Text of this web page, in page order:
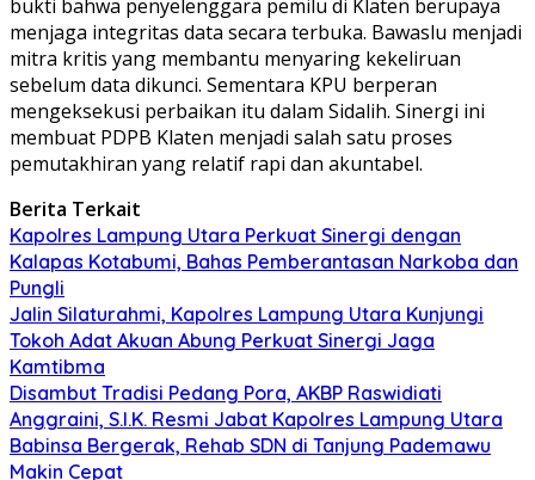
bukti bahwa penyelenggara pemilu di Klaten berupaya
menjaga integritas data secara terbuka. Bawaslu menjadi
mitra kritis yang membantu menyaring kekeliruan
sebelum data dikunci. Sementara KPU berperan
mengeksekusi perbaikan itu dalam Sidalih. Sinergi ini
membuat PDPB Klaten menjadi salah satu proses
pemutakhiran yang relatif rapi dan akuntabel.
Berita Terkait
Kapolres Lampung Utara Perkuat Sinergi dengan
Kalapas Kotabumi, Bahas Pemberantasan Narkoba dan
Pungli
Jalin Silaturahmi, Kapolres Lampung Utara Kunjungi
Tokoh Adat Akuan Abung Perkuat Sinergi Jaga
Kamtibma
Disambut Tradisi Pedang Pora, AKBP Raswidiati
Anggraini, S.I.K. Resmi Jabat Kapolres Lampung Utara
Babinsa Bergerak, Rehab SDN di Tanjung Pademawu
Makin Cepat